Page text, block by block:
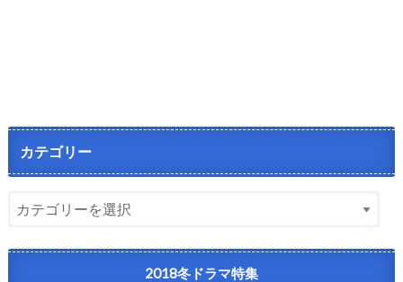
カテゴリー
2018冬ドラマ特集